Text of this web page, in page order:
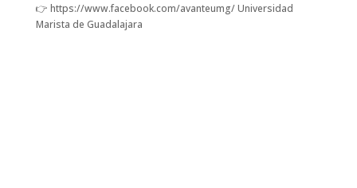
👉 https://www.facebook.com/avanteumg/ Universidad
Marista de Guadalajara